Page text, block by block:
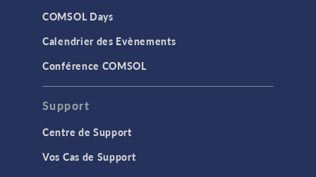
COMSOL Days
Calendrier des Evènements
Conférence COMSOL
Support
Centre de Support
Vos Cas de Support